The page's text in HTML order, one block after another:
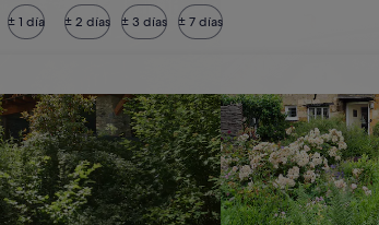
± 1 día ± 2 días ± 3 días ± 7 días